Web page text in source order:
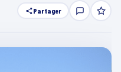
Partager